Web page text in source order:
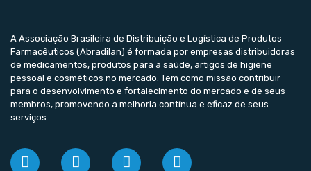
A Associação Brasileira de Distribuição e Logística de Produtos
Farmacêuticos (Abradilan) é formada por empresas distribuidoras
de medicamentos, produtos para a saúde, artigos de higiene
pessoal e cosméticos no mercado. Tem como missão contribuir
para o desenvolvimento e fortalecimento do mercado e de seus
membros, promovendo a melhoria contínua e eficaz de seus
serviços.